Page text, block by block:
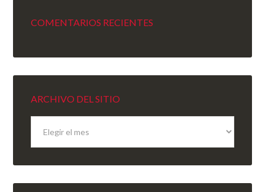
COMENTARIOS RECIENTES
ARCHIVO DEL SITIO
sitio